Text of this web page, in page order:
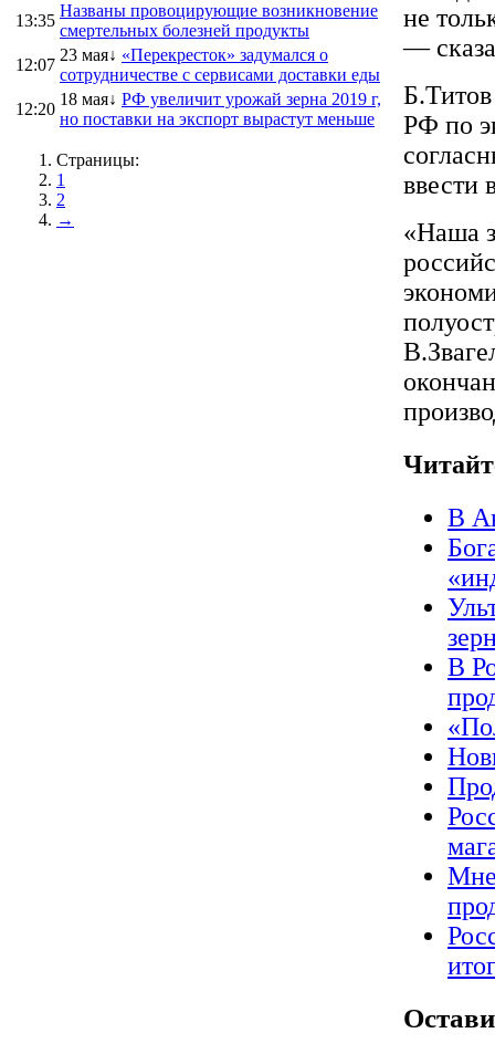
13:35
Названы провоцирующие возникновение
смертельных болезней продукты
12:07
23 мая↓ «Перекресток» задумался о
сотрудничестве с сервисами доставки еды
12:20
18 мая↓ РФ увеличит урожай зерна 2019 г,
но поставки на экспорт вырастут меньше
Страницы:
1
2
→
не
—
РФ по
ввести
«Наша
В
В